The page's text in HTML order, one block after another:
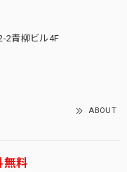
2青柳ビル4F
ABOUT
無料